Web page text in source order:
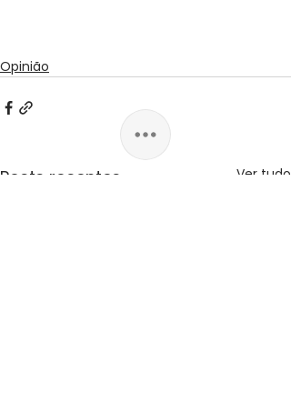
Opinião
Posts recentes Ver tudo